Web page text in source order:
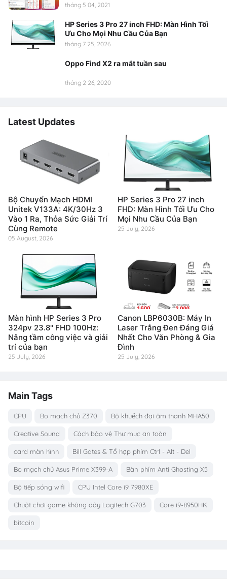
tháng 5 04, 2021
HP Series 3 Pro 27 inch FHD: Màn Hình Tối
Ưu Cho Mọi Nhu Cầu Của Bạn
tháng 7 25, 2026
Oppo Find X2 ra mắt tuần sau
tháng 2 26, 2020
Latest Updates
Bộ Chuyển Mạch HDMI
Unitek V133A: 4K/30Hz 3
Vào 1 Ra, Thỏa Sức Giải Trí
Cùng Remote
05 August, 2026
HP Series 3 Pro 27 inch
FHD: Màn Hình Tối Ưu Cho
Mọi Nhu Cầu Của Bạn
25 July, 2026
Màn hình HP Series 3 Pro
324pv 23.8" FHD 100Hz:
Nâng tầm công việc và giải
trí của bạn
25 July, 2026
Canon LBP6030B: Máy In
Laser Trắng Đen Đáng Giá
Nhất Cho Văn Phòng & Gia
Đình
25 July, 2026
Main Tags
CPU Bo mạch chủ Z370 Bộ khuếch đại âm thanh MHA50
Creative Sound Cách bảo vệ Thư mục an toàn
card màn hình Bill Gates & Tổ hợp phím Ctrl - Alt - Del
Bo mạch chủ Asus Prime X399-A Bàn phím Anti Ghosting X5
Bộ tiếp sóng wifi CPU Intel Core i9 7980XE
Chuột chơi game không dây Logitech G703 Core i9-8950HK
bitcoin